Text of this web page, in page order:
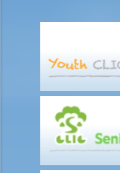
13. 私隐专员公署之查询
在 (i)批核贷款申请时及
应否将此事通知我？如
14. 私隐专员公署之查询
律师行去信，要求某间
这些纪录亦涉及与第三